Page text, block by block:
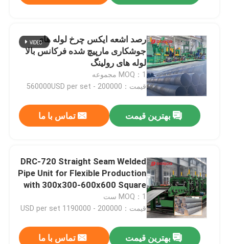
رصد اشعه ایکس چرخ لوله های
جوشکاری مارپیچ شده فرکانس بالا
لوله های رولینگ
MOQ：1 مجموعه
قیمت：200000 - 560000USD per set
بهترین قیمت تماس با ما
DRC-720 Straight Seam Welded
Pipe Unit for Flexible Production
with 300x300-600x600 Square
Pipe and 6-22mm Thickness
MOQ：1 ست
قیمت：200000 - 1190000 USD per set
بهترین قیمت تماس با ما